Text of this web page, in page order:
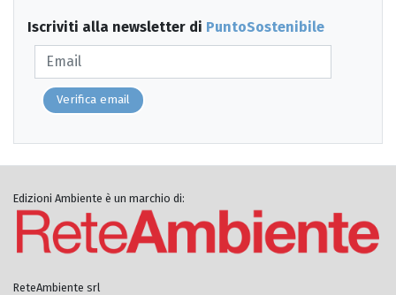
Iscriviti alla newsletter di PuntoSostenibile
Verifica email
Edizioni Ambiente è un marchio di:
ReteAmbiente srl